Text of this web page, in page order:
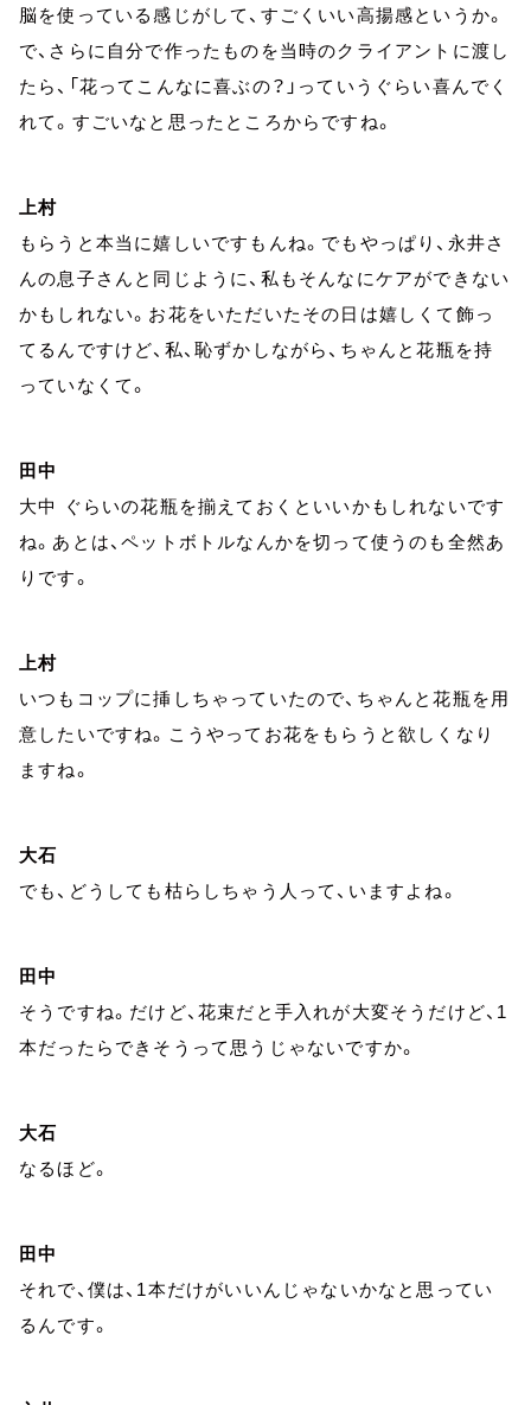
脳を使っている感じがして、すごくいい高揚感というか。
で、さらに自分で作ったものを当時のクライアントに渡し
たら、「花ってこんなに喜ぶの？」っていうぐらい喜んでく
れて。すごいなと思ったところからですね。
上村
もらうと本当に嬉しいですもんね。でもやっぱり、永井さ
んの息子さんと同じように、私もそんなにケアができない
かもしれない。お花をいただいたその日は嬉しくて飾っ
てるんですけど、私、恥ずかしながら、ちゃんと花瓶を持
っていなくて。
田中
大中 ぐらいの花瓶を揃えておくといいかもしれないです
ね。あとは、ペットボトルなんかを切って使うのも全然あ
りです。
上村
いつもコップに挿しちゃっていたので、ちゃんと花瓶を用
意したいですね。こうやってお花をもらうと欲しくなり
ますね。
大石
でも、どうしても枯らしちゃう人って、いますよね。
田中
そうですね。だけど、花束だと手入れが大変そうだけど、1
本だったらできそうって思うじゃないですか。
大石
なるほど。
田中
それで、僕は、1本だけがいいんじゃないかなと思ってい
るんです。